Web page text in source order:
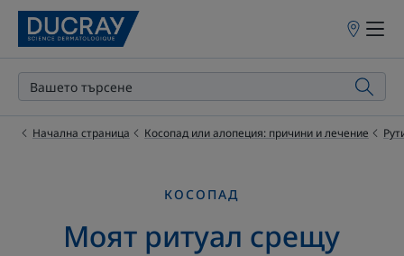
Точки
продажба
Начална страница Косопад или алопеция: причини и лечение
КОСОПАД
Моят ритуал срещу